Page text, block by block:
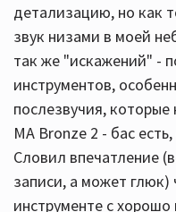
детализацию, но как
звук низами в моей
так же "искажений" -
инструментов,
послезвучия, которые
МА Bronze 2 - бас
Словил впечатление
записи, а может глюк)
инструменте с